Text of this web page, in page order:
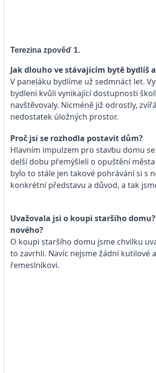
Terezina zpověď 1.
Jak dlouho ve stávajícím bytě bydlíš
V paneláku bydlíme už sedmnáct let.
bydlení kvůli vynikající dostupnosti
navštěvovaly. Nicméně již odrostly,
nedostatek úložných prostor.
Proč jsi se rozhodla postavit dům?
Hlavním impulzem pro stavbu domu
delší dobu přemýšleli o opuštění
bylo to stále jen takové pohrávání si s
konkrétní představu a důvod, a tak
Uvažovala jsi o koupi staršího
nového?
O koupi staršího domu jsme chvilku
to zavrhli. Navíc nejsme žádní kutilové
řemeslníkovi.